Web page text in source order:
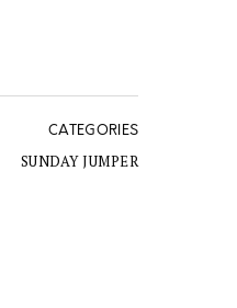
CATEGORIES
SUNDAY JUMPER